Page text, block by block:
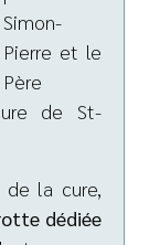
Simon-
Pierre et le
Père
de St-
la cure,
dédiée